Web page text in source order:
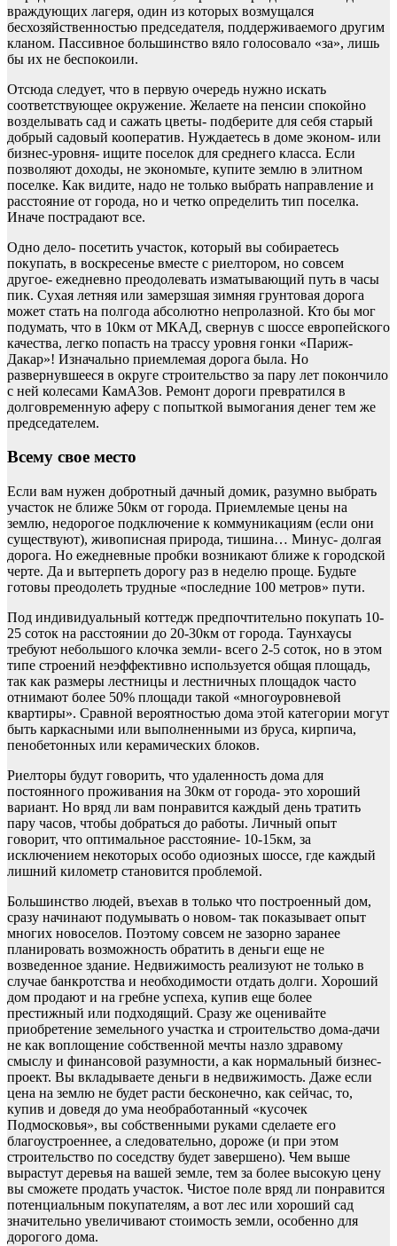
враждующих лагеря, один из которых возмущался
бесхозяйственностью председателя, поддерживаемого другим
кланом. Пассивное большинство вяло голосовало «за», лишь
бы их не беспокоили.
Отсюда следует, что в первую очередь нужно искать
соответствующее окружение. Желаете на пенсии спокойно
возделывать сад и сажать цветы- подберите для себя старый
добрый садовый кооператив. Нуждаетесь в доме эконом- или
бизнес-уровня- ищите поселок для среднего класса. Если
позволяют доходы, не экономьте, купите землю в элитном
поселке. Как видите, надо не только выбрать направление и
расстояние от города, но и четко определить тип поселка.
Иначе пострадают все.
Одно дело- посетить участок, который вы собираетесь
покупать, в воскресенье вместе с риелтором, но совсем
другое- ежедневно преодолевать изматывающий путь в часы
пик. Сухая летняя или замерзшая зимняя грунтовая дорога
может стать на полгода абсолютно непролазной. Кто бы мог
подумать, что в 10км от МКАД, свернув с шоссе европейского
качества, легко попасть на трассу уровня гонки «Париж-
Дакар»! Изначально приемлемая дорога была. Но
развернувшееся в округе строительство за пару лет покончило
с ней колесами КамАЗов. Ремонт дороги превратился в
долговременную аферу с попыткой вымогания денег тем же
председателем.
Всему свое место
Если вам нужен добротный дачный домик, разумно выбрать
участок не ближе 50км от города. Приемлемые цены на
землю, недорогое подключение к коммуникациям (если они
существуют), живописная природа, тишина… Минус- долгая
дорога. Но ежедневные пробки возникают ближе к городской
черте. Да и вытерпеть дорогу раз в неделю проще. Будьте
готовы преодолеть трудные «последние 100 метров» пути.
Под индивидуальный коттедж предпочтительно покупать 10-
25 соток на расстоянии до 20-30км от города. Таунхаусы
требуют небольшого клочка земли- всего 2-5 соток, но в этом
типе строений неэффективно используется общая площадь,
так как размеры лестницы и лестничных площадок часто
отнимают более 50% площади такой «многоуровневой
квартиры». Сравной вероятностью дома этой категории могут
быть каркасными или выполненными из бруса, кирпича,
пенобетонных или керамических блоков.
Риелторы будут говорить, что удаленность дома для
постоянного проживания на 30км от города- это хороший
вариант. Но вряд ли вам понравится каждый день тратить
пару часов, чтобы добраться до работы. Личный опыт
говорит, что оптимальное расстояние- 10-15км, за
исключением некоторых особо одиозных шоссе, где каждый
лишний километр становится проблемой.
Большинство людей, въехав в только что построенный дом,
сразу начинают подумывать о новом- так показывает опыт
многих новоселов. Поэтому совсем не зазорно заранее
планировать возможность обратить в деньги еще не
возведенное здание. Недвижимость реализуют не только в
случае банкротства и необходимости отдать долги. Хороший
дом продают и на гребне успеха, купив еще более
престижный или подходящий. Сразу же оценивайте
приобретение земельного участка и строительство дома-дачи
не как воплощение собственной мечты назло здравому
смыслу и финансовой разумности, а как нормальный бизнес-
проект. Вы вкладываете деньги в недвижимость. Даже если
цена на землю не будет расти бесконечно, как сейчас, то,
купив и доведя до ума необработанный «кусочек
Подмосковья», вы собственными руками сделаете его
благоустроеннее, а следовательно, дороже (и при этом
строительство по соседству будет завершено). Чем выше
вырастут деревья на вашей земле, тем за более высокую цену
вы сможете продать участок. Чистое поле вряд ли понравится
потенциальным покупателям, а вот лес или хороший сад
значительно увеличивают стоимость земли, особенно для
дорогого дома.